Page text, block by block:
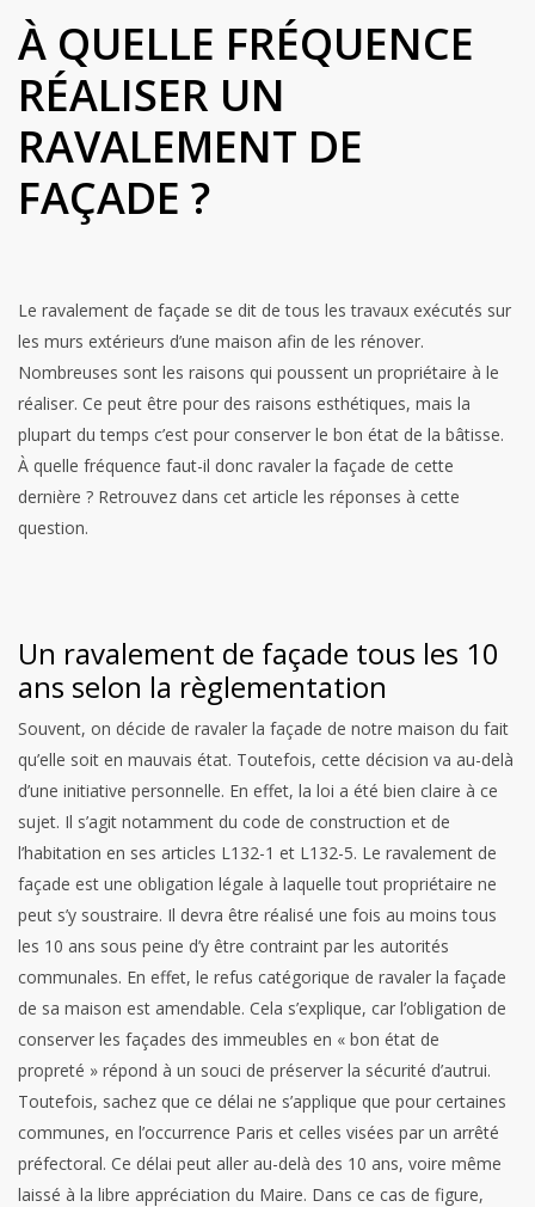
À QUELLE FRÉQUENCE
RÉALISER UN
RAVALEMENT DE
FAÇADE ?
Le ravalement de façade se dit de tous les travaux exécutés sur
les murs extérieurs d’une maison afin de les rénover.
Nombreuses sont les raisons qui poussent un propriétaire à le
réaliser. Ce peut être pour des raisons esthétiques, mais la
plupart du temps c’est pour conserver le bon état de la bâtisse.
À quelle fréquence faut-il donc ravaler la façade de cette
dernière ? Retrouvez dans cet article les réponses à cette
question.
Un ravalement de façade tous les 10
ans selon la règlementation
Souvent, on décide de ravaler la façade de notre maison du fait
qu’elle soit en mauvais état. Toutefois, cette décision va au-delà
d’une initiative personnelle. En effet, la loi a été bien claire à ce
sujet. Il s’agit notamment du code de construction et de
l’habitation en ses articles L132-1 et L132-5. Le ravalement de
façade est une obligation légale à laquelle tout propriétaire ne
peut s’y soustraire. Il devra être réalisé une fois au moins tous
les 10 ans sous peine d’y être contraint par les autorités
communales. En effet, le refus catégorique de ravaler la façade
de sa maison est amendable. Cela s’explique, car l’obligation de
conserver les façades des immeubles en « bon état de
propreté » répond à un souci de préserver la sécurité d’autrui.
Toutefois, sachez que ce délai ne s’applique que pour certaines
communes, en l’occurrence Paris et celles visées par un arrêté
préfectoral. Ce délai peut aller au-delà des 10 ans, voire même
laissé à la libre appréciation du Maire. Dans ce cas de figure,